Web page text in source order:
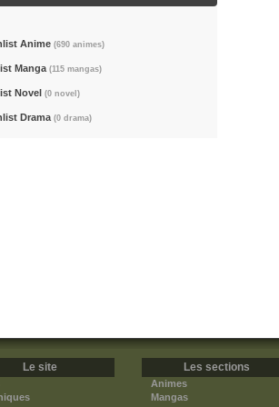
Anime (690 animes)
Manga (115 mangas)
Novel (0 novel)
Drama (0 drama)
Le site Les sections
Animes
Mangas